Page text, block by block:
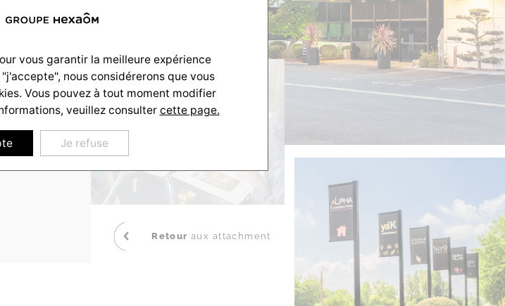
Retour aux attachment
vous garantir la meilleure expérience
nous considérerons que vous
Vous pouvez à tout moment modifier
veuillez consulter cette page.
Je refuse